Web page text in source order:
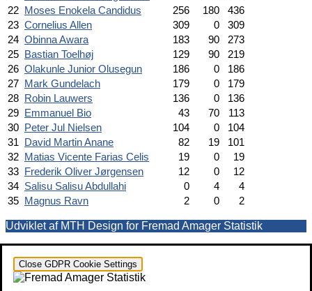
22 Moses Enokela Candidus 256 180
436
23 Cornelius Allen 309 0
309
24 Obinna Awara 183 90
273
25 Bastian Toelhøj 129 90
219
26 Olakunle Junior Olusegun 186 0
186
27 Mark Gundelach 179 0
179
28 Robin Lauwers 136 0
136
29 Emmanuel Bio 43 70
113
30 Peter Jul Nielsen 104 0
104
31 David Martin Anane 82 19
101
32 Matias Vicente Farias Celis 19 0
19
33 Frederik Oliver Jørgensen 12 0
12
34 Salisu Salisu Abdullahi 0 4
4
35 Magnus Ravn 2 0 2
Udviklet af MTH Design for Fremad Amager Statistik
Close GDPR Cookie Settings